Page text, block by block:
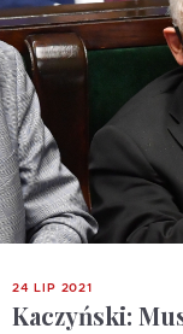
24 LIP 2021
Kaczyński: